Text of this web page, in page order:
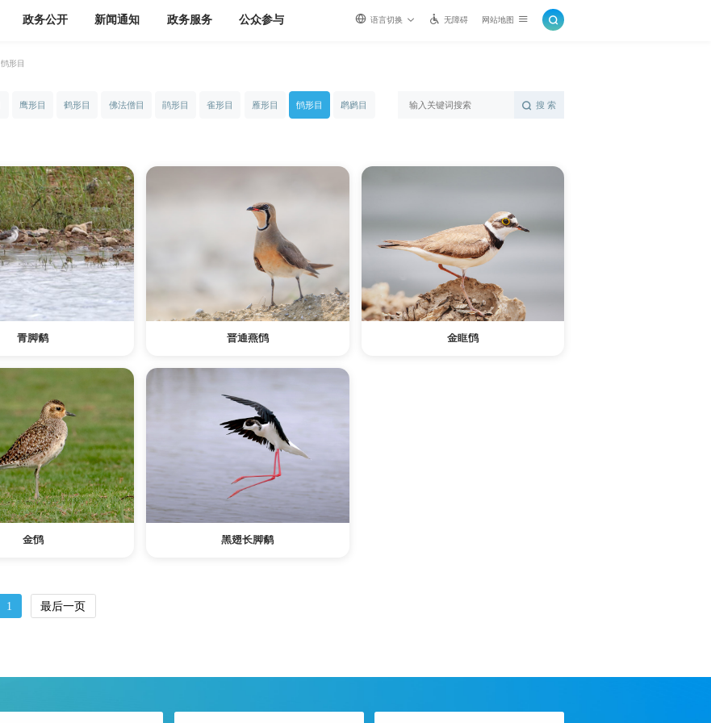
语言切换 无障碍 网站地图
政务公开 新闻通知 政务服务 公众参与
鸻形目
搜 索
鹰形目 鹤形目 佛法僧目 鹃形目 雀形目 雁形目 鸻形目 䴙䴘目
青脚鹬 普通燕鸻 金眶鸻
金鸻 黑翅长脚鹬
1 最后一页